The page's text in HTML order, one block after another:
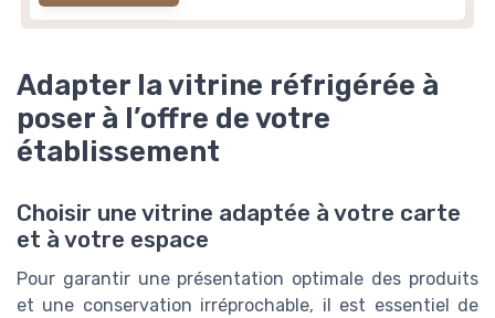
Adapter la vitrine réfrigérée à
poser à l’offre de votre
établissement
Choisir une vitrine adaptée à votre carte
et à votre espace
Pour garantir une présentation optimale des produits
et une conservation irréprochable, il est essentiel de